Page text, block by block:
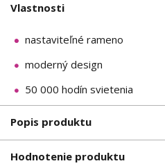
Vlastnosti
nastaviteľné rameno
moderný design
50 000 hodín svietenia
Popis produktu
Hodnotenie produktu